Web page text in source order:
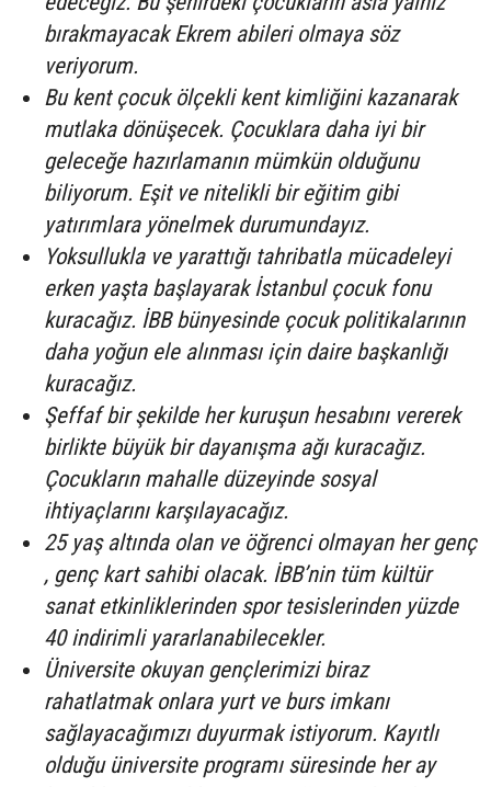
bırakmayacak Ekrem abileri olmaya söz
veriyorum.
Bu kent çocuk ölçekli kent kimliğini kazanarak
mutlaka dönüşecek. Çocuklara daha iyi bir
geleceğe hazırlamanın mümkün olduğunu
biliyorum. Eşit ve nitelikli bir eğitim gibi
yatırımlara yönelmek durumundayız.
Yoksullukla ve yarattığı tahribatla mücadeleyi
erken yaşta başlayarak İstanbul çocuk fonu
kuracağız. İBB bünyesinde çocuk politikalarının
daha yoğun ele alınması için daire başkanlığı
kuracağız.
Şeffaf bir şekilde her kuruşun hesabını vererek
birlikte büyük bir dayanışma ağı kuracağız.
Çocukların mahalle düzeyinde sosyal
ihtiyaçlarını karşılayacağız.
25 yaş altında olan ve öğrenci olmayan her genç
, genç kart sahibi olacak. İBB’nin tüm kültür
sanat etkinliklerinden spor tesislerinden yüzde
40 indirimli yararlanabilecekler.
Üniversite okuyan gençlerimizi biraz
rahatlatmak onlara yurt ve burs imkanı
sağlayacağımızı duyurmak istiyorum. Kayıtlı
olduğu üniversite programı süresinde her ay